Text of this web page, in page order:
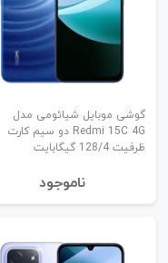
گوشی موبایل شیائومی مدل
Redmi 15C 4G دو سیم کارت
ظرفیت 128/4 گیگابایت
نا‌موجود